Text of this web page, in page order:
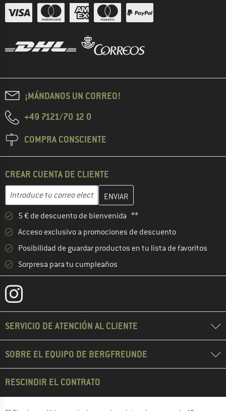
¡MÁNDANOS UN CORREO!
+49 7121/70 12 0
COMPRA CONSCIENTE
CREAR CUENTA DE CLIENTE
Dirección de correo electrónico
Introduce aquí tu dirección de correo electrónico y crea tu
5 € de descuento de bienvenida **
Acceso exclusivo a promociones de descuento
Posibilidad de guardar productos en tu lista de favoritos
Sorpresa para tu cumpleaños
SERVICIO DE ATENCIÓN AL CLIENTE
SOBRE EL EQUIPO DE BERGFREUNDE
RESCINDIR EL CONTRATO